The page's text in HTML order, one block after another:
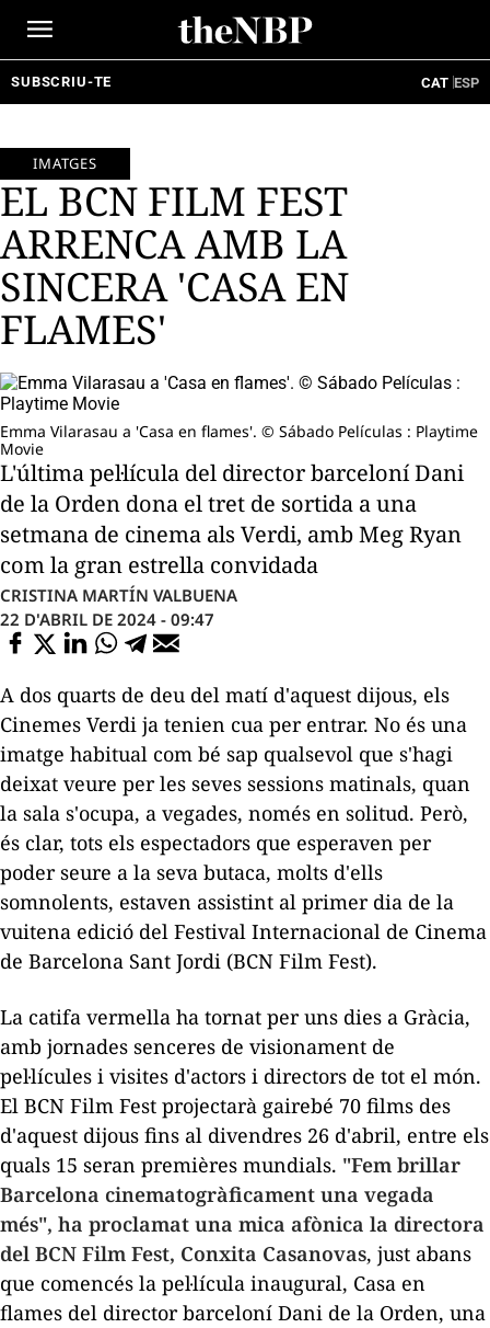
SUBSCRIU-TE CAT ESP
IMATGES
EL BCN FILM FEST
ARRENCA AMB LA
SINCERA 'CASA EN
FLAMES'
Emma Vilarasau a 'Casa en flames'. © Sábado Películas : Playtime
Movie
L'última pel·lícula del director barceloní Dani
de la Orden dona el tret de sortida a una
setmana de cinema als Verdi, amb Meg Ryan
com la gran estrella convidada
CRISTINA MARTÍN VALBUENA
22 D'ABRIL DE 2024 - 09:47
A dos quarts de deu del matí d'aquest dijous, els
Cinemes Verdi ja tenien cua per entrar. No és una
imatge habitual com bé sap qualsevol que s'hagi
deixat veure per les seves sessions matinals, quan
la sala s'ocupa, a vegades, només en solitud. Però,
és clar, tots els espectadors que esperaven per
poder seure a la seva butaca, molts d'ells
somnolents, estaven assistint al primer dia de la
vuitena edició del Festival Internacional de Cinema
de Barcelona Sant Jordi (BCN Film Fest).
La catifa vermella ha tornat per uns dies a Gràcia,
amb jornades senceres de visionament de
pel·lícules i visites d'actors i directors de tot el món.
El BCN Film Fest projectarà gairebé 70 films des
d'aquest dijous fins al divendres 26 d'abril, entre els
quals 15 seran premières mundials. "Fem brillar
Barcelona cinematogràficament una vegada
més", ha proclamat una mica afònica la directora
del BCN Film Fest, Conxita Casanovas, just abans
que comencés la pel·lícula inaugural, Casa en
flames del director barceloní Dani de la Orden, una